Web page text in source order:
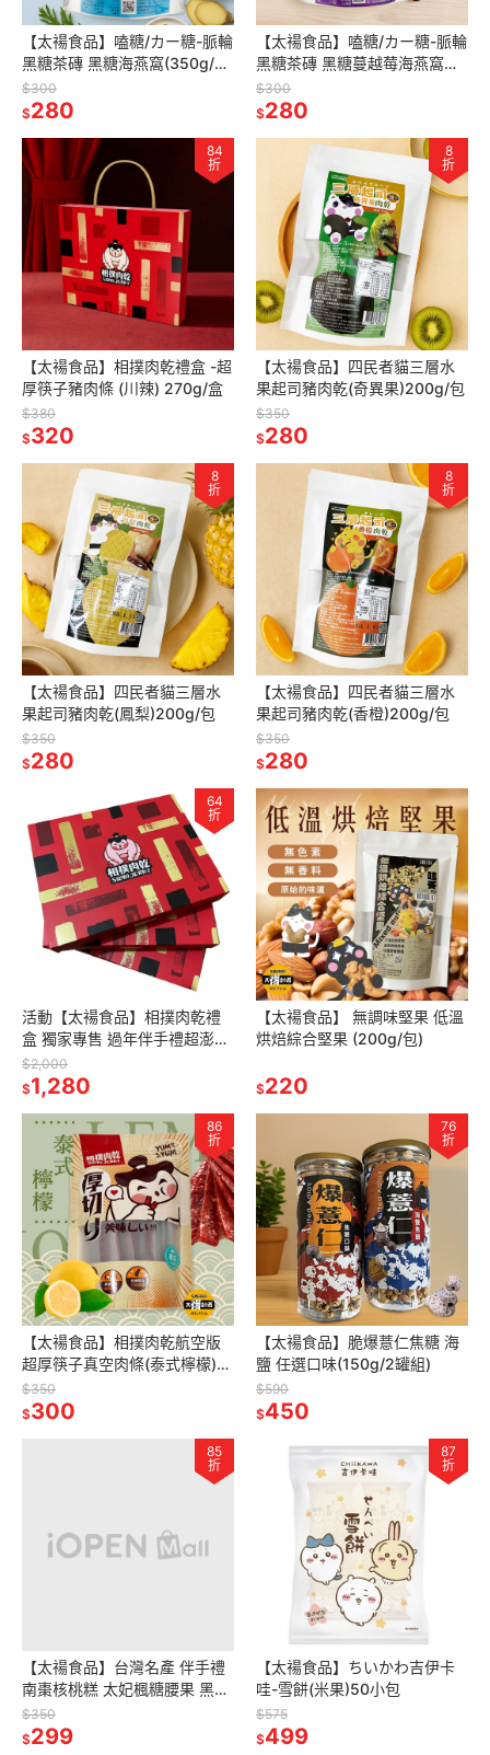
【太禓食品】嗑糖/カー糖-脈輪
黑糖茶磚 黑糖海燕窩(350g/
包)
$300
$280
【太禓食品】嗑糖/カー糖-脈輪
黑糖茶磚 黑糖蔓越莓海燕窩
(350g/包)
$300
$280
84
折
【太禓食品】相撲肉乾禮盒 -超
厚筷子豬肉條 (川辣) 270g/盒
$380
$320
8
折
【太禓食品】四民者貓三層水
果起司豬肉乾(奇異果)200g/包
$350
$280
8
折
【太禓食品】四民者貓三層水
果起司豬肉乾(鳳梨)200g/包
$350
$280
8
折
【太禓食品】四民者貓三層水
果起司豬肉乾(香橙)200g/包
$350
$280
64
折
活動【太禓食品】相撲肉乾禮
盒 獨家專售 過年伴手禮超澎湃
大組 年節肉乾 多種口味規格選
擇 (4盒組)
$2,000
$1,280
【太禓食品】 無調味堅果 低溫
烘焙綜合堅果 (200g/包)
$220
86
折
【太禓食品】相撲肉乾航空版
超厚筷子真空肉條(泰式檸檬)
240g
$350
$300
76
折
【太禓食品】脆爆薏仁焦糖 海
鹽 任選口味(150g/2罐組)
$590
$450
85
折
【太禓食品】台灣名產 伴手禮
南棗核桃糕 太妃楓糖腰果 黑芝
麻糕 黑芝麻糕夏威夷豆 南棗核
桃黑芝麻160G/包
$350
$299
87
折
【太禓食品】ちいかわ吉伊卡
哇-雪餅(米果)50小包
$575
$499